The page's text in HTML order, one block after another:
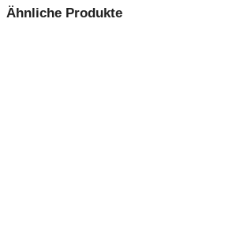
Ähnliche Produkte